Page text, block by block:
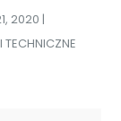
2020 |